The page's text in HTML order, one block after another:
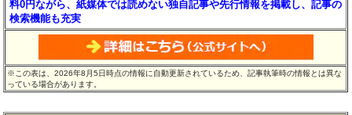
料0円ながら、紙媒体では読めない独自記事や先行情報を掲載し、記事の
検索機能も充実
※この表は、2026年8月5日時点の情報に自動更新されているため、記事執筆時の情報とは異な
っている場合があります。